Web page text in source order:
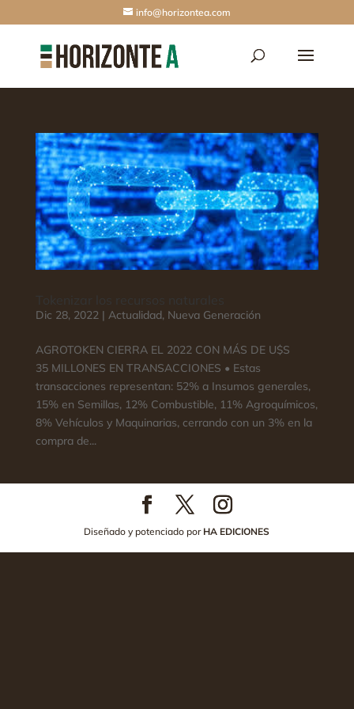
info@horizontea.com
Dic 28, 2022 | Actualidad, Nueva Generación
AGROTOKEN CIERRA EL 2022 CON MÁS DE U$S
35 MILLONES EN TRANSACCIONES • Estas
transacciones representan: 52% a Insumos generales,
15% en Semillas, 12% Combustible, 11% Agroquímicos,
8% Vehículos y Maquinarias, cerrando con un 3% en la
compra de...
Diseñado y potenciado por HA EDICIONES